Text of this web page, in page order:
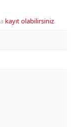
kayıt olabilirsiniz.